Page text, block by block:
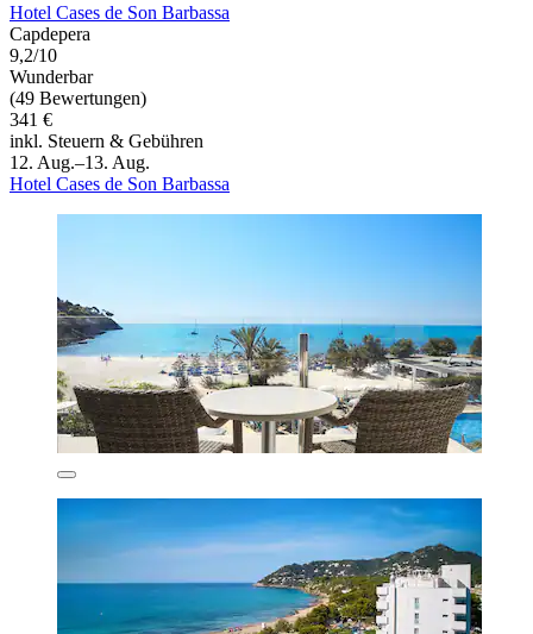
Hotel Cases de Son Barbassa
Capdepera
9,2/10
Wunderbar
(49 Bewertungen)
341 €
inkl. Steuern & Gebühren
12. Aug.–13. Aug.
Hotel Cases de Son Barbassa